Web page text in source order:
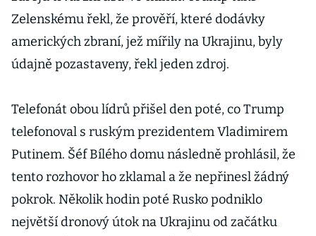
Zelenskému řekl, že prověří, které dodávky
amerických zbraní, jež mířily na Ukrajinu, byly
údajně pozastaveny, řekl jeden zdroj.
Telefonát obou lídrů přišel den poté, co Trump
telefonoval s ruským prezidentem Vladimirem
Putinem. Šéf Bílého domu následně prohlásil, že
tento rozhovor ho zklamal a že nepřinesl žádný
pokrok. Několik hodin poté Rusko podniklo
největší dronový útok na Ukrajinu od začátku